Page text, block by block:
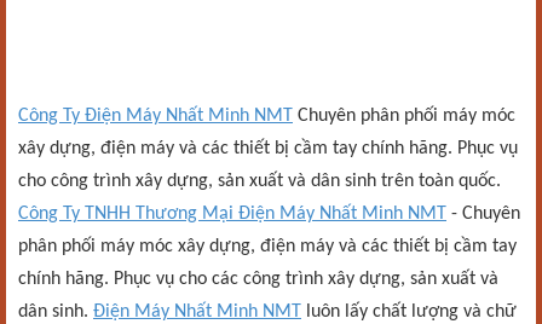
Công Ty Điện Máy Nhất Minh NMT
Chuyên phân phối máy móc
xây dựng, điện máy và các thiết bị cầm tay chính hãng. Phục vụ
cho công trình xây dựng, sản xuất và dân sinh trên toàn quốc.
Công Ty TNHH Thương Mại Điện Máy Nhất Minh NMT
- Chuyên
phân phối máy móc xây dựng, điện máy và các thiết bị cầm tay
chính hãng. Phục vụ cho các công trình xây dựng, sản xuất và
dân sinh. Điện Máy Nhất Minh NMT
luôn lấy chất lượng và chữ